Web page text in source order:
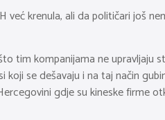
već krenula, ali da političari još
tim kompanijama ne upravljaju
se dešavaju i na taj način
gdje su kineske firme